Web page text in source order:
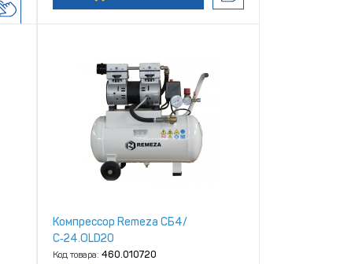
Компрессор Remeza СБ4/
С‑24.OLD20
Код товара:460.010720